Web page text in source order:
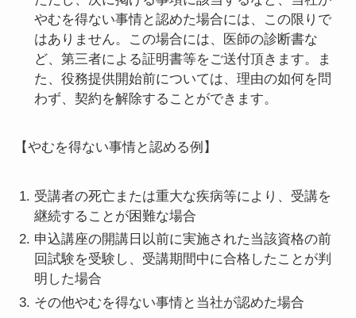
やむを得ない事情と認めた場合には、この限りで
はありません。この場合には、医師の診断書な
ど、第三者による証明書等をご送付頂きます。ま
た、役務提供開始前については、理由の如何を問
わず、契約を解除することができます。
【やむを得ない事情と認める例】
受講者の死亡または重大な疾病等により、受講を
継続することが困難な場合
申込講座の開講日以前に実施された当該資格の前
回試験を受験し、受講期間中に合格したことが判
明した場合
その他やむを得ない事情と当社が認めた場合